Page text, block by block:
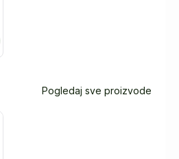
Pogledaj sve proizvode